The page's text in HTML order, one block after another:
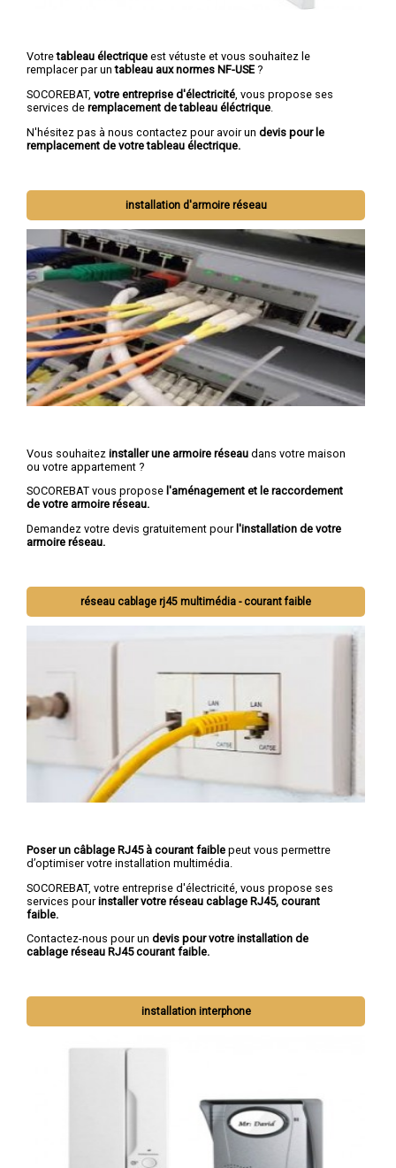
Votretableau électrique est vétuste et vous souhaitez le
remplacer par untableau aux normes NF-USE ?
SOCOREBAT, votre entreprise d'électricité, vous propose ses
services de remplacement de tableau éléctrique.
N'hésitez pas à nous contactez pour avoir un devis pour le
remplacement de votre tableau électrique.
installation d'armoire réseau
Vous souhaitez installer une armoire réseau dans votre maison
ou votre appartement ?
SOCOREBAT vous propose l'aménagement et le raccordement
de votre armoire réseau.
Demandez votre devis gratuitement pourl'installation de votre
armoire réseau.
réseau cablage rj45 multimédia - courant faible
Poser un câblage RJ45 à courant faible peut vous permettre
d’optimiser votre installation multimédia.
SOCOREBAT, votre entreprise d'électricité, vous propose ses
services pourinstaller votre réseau cablage RJ45, courant
faible.
Contactez-nous pour un devis pour votre installation de
cablage réseau RJ45 courant faible.
installation interphone